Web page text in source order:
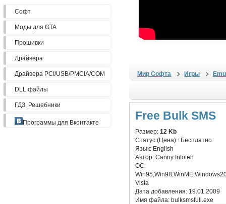
Софт
Моды для GTA
Прошивки
Драйвера
Драйвера PCI/USB/PMCIA/COM
DLL файлы
ГДЗ, Решебники
Программы для Вконтакте
Мир Софта Игры
Free Bulk SMS
Размер:12 Kb
Статус (Цена) : Бесплатно
Язык: English
Автор:Canny Infoteh
ОС:
Vista
Дата добавления: 19.01.2009
Имя файла: bulksmsfull.exe